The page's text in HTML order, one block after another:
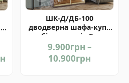
ШК-Д/ДБ-100
дводверна шафа-купе
комбінована від Гарант
9.900грн –
10.900грн